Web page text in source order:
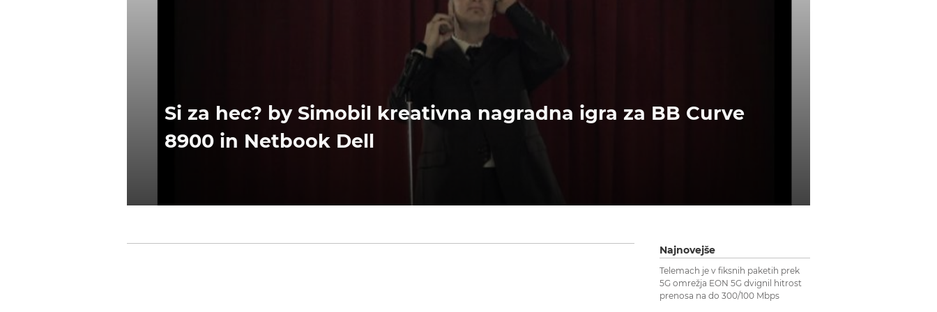
Si za hec? by Simobil kreativna nagradna igra za BB Curve
8900 in Netbook Dell
Najnovejše
Telemach je v fiksnih paketih prek
5G omrežja EON 5G dvignil hitrost
prenosa na do 300/100 Mbps